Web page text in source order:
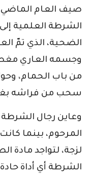
صيف العام
الشرطة العلمية
الضحية، الذي تمّ
وجسمه العاري
من باب الحمام،
سحب من فراشه
وعاين رجال الشرطة
المرحوم، بينما
لزجة، لتواجد مادة
الشرطة أي أداة